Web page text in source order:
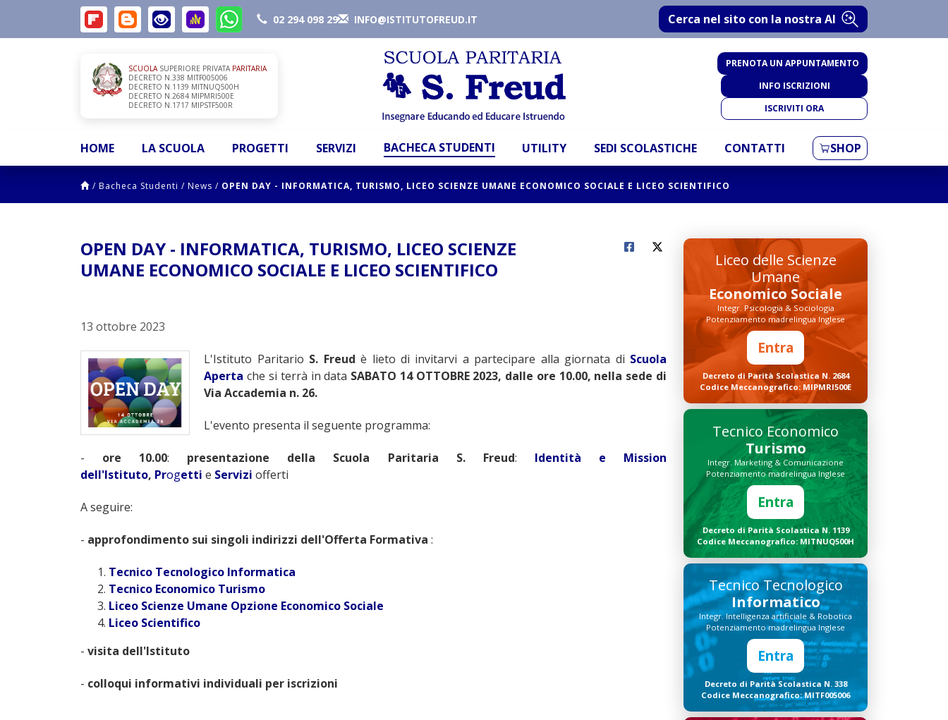
02 294 098 29 INFO@ISTITUTOFREUD.IT Cerca nel sito con la nostra AI
SCUOLASUPERIORE PRIVATA PARITARIA
DECRETO N.338 MITF005006
DECRETO N.1139 MITNUQ500H
DECRETO N.2684 MIPMRI500E
DECRETO N.1717 MIPSTF500R
PRENOTA UN APPUNTAMENTO
INFO ISCRIZIONI
ISCRIVITI ORA
HOME LA SCUOLA PROGETTI SERVIZI BACHECA STUDENTI UTILITY SEDI SCOLASTICHE CONTATTI SHOP
/ Bacheca Studenti / News / OPEN DAY - INFORMATICA, TURISMO, LICEO SCIENZE UMANE ECONOMICO SOCIALE E LICEO SCIENTIFICO
OPEN DAY - INFORMATICA, TURISMO, LICEO SCIENZE
UMANE ECONOMICO SOCIALE E LICEO SCIENTIFICO
13 ottobre 2023
L'Istituto Paritario S. Freud è lieto di invitarvi a partecipare alla giornata di Scuola
Aperta che si terrà in data SABATO 14 OTTOBRE 2023, dalle ore 10.00, nella sede di
Via Accademia n. 26.
L'evento presenta il seguente programma:
- ore 10.00: presentazione della Scuola Paritaria S. Freud:
Identità e Mission
dell'Istituto, Progetti e Servizi offerti
A seguire:
- approfondimento sui singoli indirizzi dell'Offerta Formativa :
Tecnico Tecnologico Informatica
Tecnico Economico Turismo
Liceo Scienze Umane Opzione Economico Sociale
Liceo Scientifico
- visita dell'Istituto
- colloqui informativi individuali per iscrizioni
Liceo delle Scienze
Umane
Economico Sociale
Integr. Psicologia & Sociologia
Potenziamento madrelingua Inglese
Entra
Decreto di Parità Scolastica N. 2684
Codice Meccanografico: MIPMRI500E
Tecnico Economico
Turismo
Integr. Marketing & Comunicazione
Potenziamento madrelingua Inglese
Entra
Decreto di Parità Scolastica N. 1139
Codice Meccanografico: MITNUQ500H
Tecnico Tecnologico
Informatico
Integr. Intelligenza artificiale & Robotica
Potenziamento madrelingua Inglese
Entra
Decreto di Parità Scolastica N. 338
Codice Meccanografico: MITF005006